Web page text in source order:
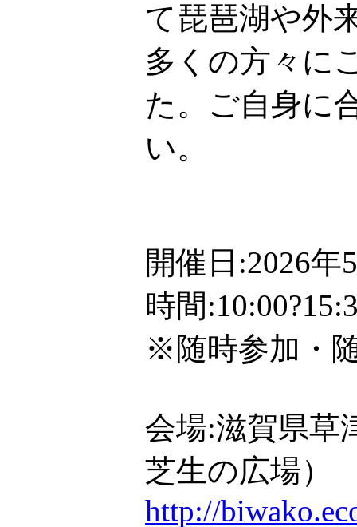
て琵琶湖や外
多くの方々に
た。ご自身に
い。
開催日:2026
時間
※随時参加・
会場:滋賀県草
芝生の広場）
http://